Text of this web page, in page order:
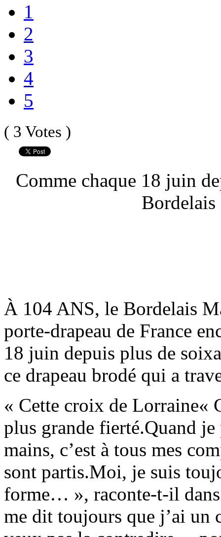
1
2
3
4
5
( 3 Votes )
Comme chaque 18 juin
À 104 ANS, le Bordelais
porte-drapeau de France
18 juin depuis plus de
ce drapeau brodé qui a
« Cette croix de Lorraine«
plus grande fierté.Quand je
mains, c’est à tous mes
sont partis.Moi, je suis
forme… », raconte-t-il
me dit toujours que j’ai un